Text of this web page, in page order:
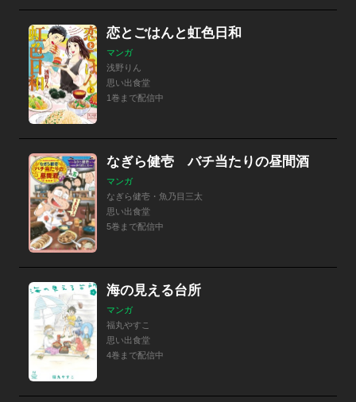
恋とごはんと虹色日和
マンガ
浅野りん
思い出食堂
1巻まで配信中
なぎら健壱 バチ当たりの昼間酒
マンガ
なぎら健壱・魚乃目三太
思い出食堂
5巻まで配信中
海の見える台所
マンガ
福丸やすこ
思い出食堂
4巻まで配信中